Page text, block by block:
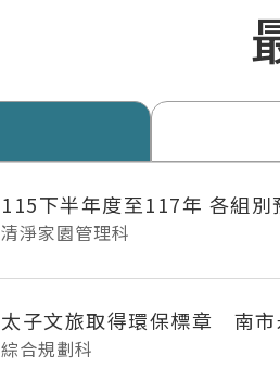
115下半年度至117年 各組別
清淨家園管理科
太子文旅取得環保標章 南市
綜合規劃科